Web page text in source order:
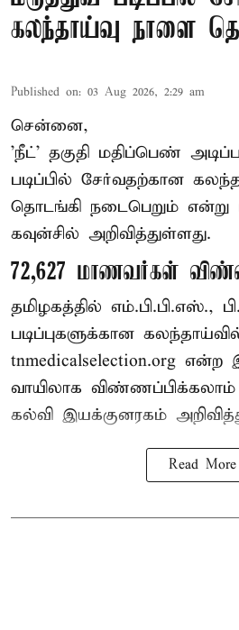
கலந்தாய்வு நாளை
Published on: 03 Aug 2026, 2:29 am
சென்னை,
'நீட்' தகுதி மதிப்பெண்
படிப்பில் சேர்வதற்கான
தொடங்கி நடைபெறும் என்று
கவுன்சில் அறிவித்துள்ளது.
72,627 மாணவர்கள்
தமிழகத்தில் எம்.பி.பி.எஸ்.,
படிப்புகளுக்கான
tnmedicalselection.org
வாயிலாக
கல்வி இயக்குனரகம்
Read More